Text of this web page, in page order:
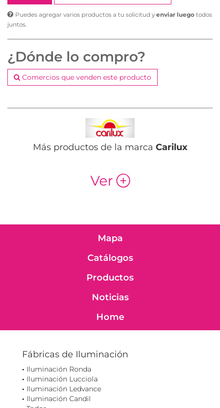
Puedes agregar varios productos a tu solicitud y enviar luego todos
juntos.
¿Dónde lo compro?
Comercios que venden este producto
Más productos de la marca Carilux
Ver p
Mapa
Catálogos
Productos
Noticias
Home
Fábricas de Iluminación
Iluminación Ronda
Iluminación Lucciola
Iluminación Ledvance
Iluminación Candil